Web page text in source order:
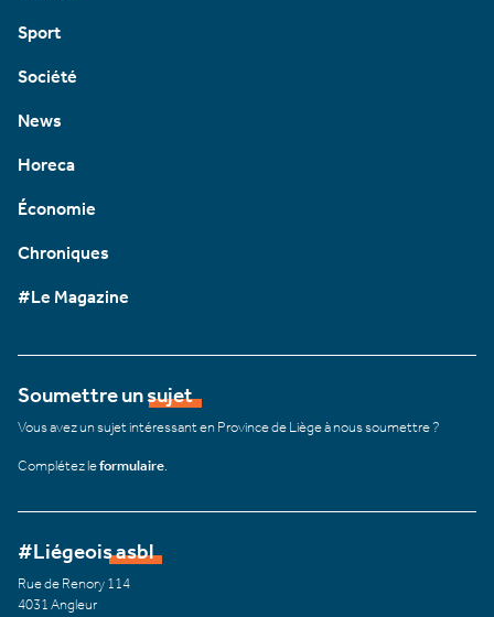
Sport
Société
News
Horeca
Économie
Chroniques
#Le Magazine
Soumettre un sujet
Vous avez un sujet intéressant en Province de Liège à nous soumettre ?
Complétez leformulaire
#Liégeois asbl
Rue de Renory 114
4031 Angleur